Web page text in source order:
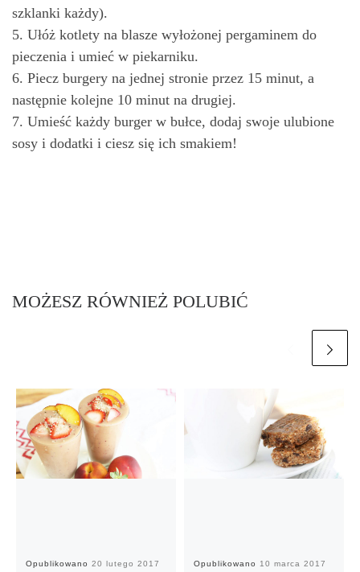
szklanki każdy).
5. Ułóż kotlety na blasze wyłożonej pergaminem do
pieczenia i umieć w piekarniku.
6. Piecz burgery na jednej stronie przez 15 minut, a
następnie kolejne 10 minut na drugiej.
7. Umieść każdy burger w bułce, dodaj swoje ulubione
sosy i dodatki i ciesz się ich smakiem!
MOŻESZ RÓWNIEŻ POLUBIĆ
Opublikowano 20 lutego 2017 Opublikowano 10 marca 2017